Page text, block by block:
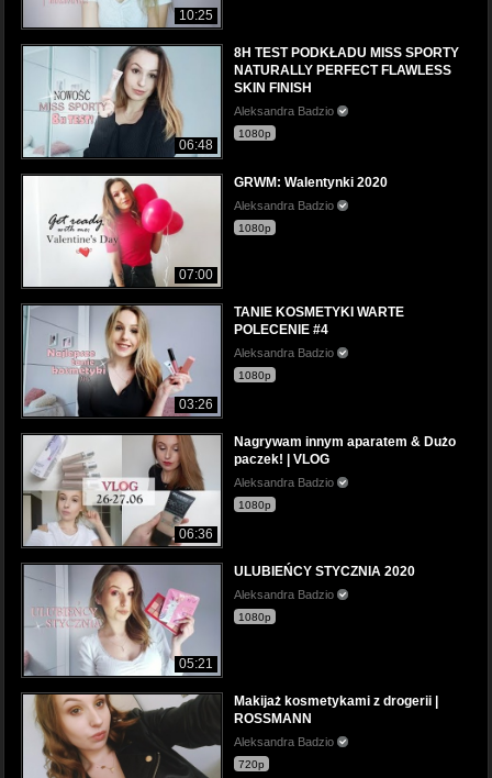
10:25
06:48
8H TEST PODKŁADU MISS SPORTY
NATURALLY PERFECT FLAWLESS
SKIN FINISH
Aleksandra Badzio
1080p
07:00
GRWM: Walentynki 2020
Aleksandra Badzio
1080p
03:26
TANIE KOSMETYKI WARTE
POLECENIE #4
Aleksandra Badzio
1080p
06:36
Nagrywam innym aparatem & Dużo
paczek! | VLOG
Aleksandra Badzio
1080p
05:21
ULUBIEŃCY STYCZNIA 2020
Aleksandra Badzio
1080p
Makijaż kosmetykami z drogerii |
ROSSMANN
Aleksandra Badzio
720p